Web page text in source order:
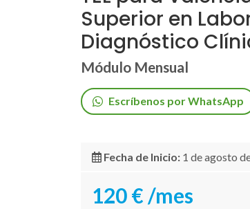
Superior en
Diagnóstico
Módulo Mensual
Escríbenos por WhatsApp
Fecha de Inicio: 1 de agosto
120 €/mes